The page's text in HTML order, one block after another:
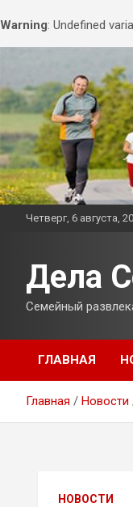
Warning: Undefined
содержимому
Четверг, 6 августа,
Дела
Семейный
ГЛАВНАЯ
Главная Новости
НОВОСТИ